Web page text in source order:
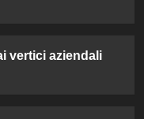
vertici aziendali